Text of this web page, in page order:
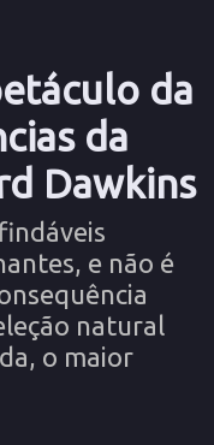
da
da
Dawkins
e não é
natural
o maior